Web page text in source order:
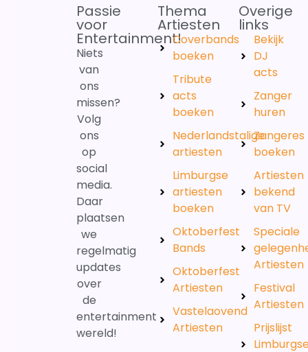
Passie
voor
Entertainment!
Niets
van
ons
missen?
Volg
ons
op
social
media.
Daar
plaatsen
we
regelmatig
updates
over
de
entertainment
wereld!
Thema
Artiesten
Coverbands
boeken
Tribute
acts
boeken
Nederlandstalige
artiesten
Limburgse
artiesten
boeken
Oktoberfest
Bands
Oktoberfest
Artiesten
Vastelaovend
Artiesten
Overige
links
Bekijk
DJ
acts
Zanger
huren
Zangeres
boeken
Artiesten
bekend
van TV
Speciale
Artiesten
Festival
Artiesten
Prijslijst